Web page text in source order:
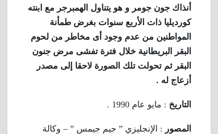
أنذاك جون جومر و هو يتناول الهمبرجر مع ابنته
كورديليا ذات الأربع سنوات بغرض طمأنة
المواطنين من عدم وجود أى مخاطر من لحوم
البقر البريطانية خلال فترة تفشى مرض جنون
البقر ثم تحولت تلك الصورة لاحقا إلى مصدر
أزعاج له .
التاريخ : مايو عام 1990 .
المصور : الإنجليزي ” جيم جيمس ” – وكالة